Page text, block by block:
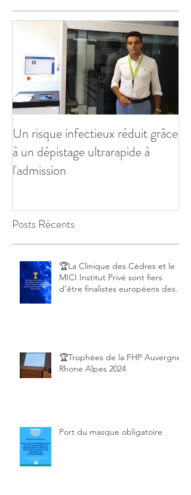
Un risque infectieux réduit grâce
à un dépistage ultrarapide à
l'admission
Posts Récents
🏆La Clinique des Cèdres et le
MICI Institut Privé sont fiers
d’être finalistes européens des
🏆Trophées de la FHP Auvergne
Rhone Alpes 2024
Port du masque obligatoire